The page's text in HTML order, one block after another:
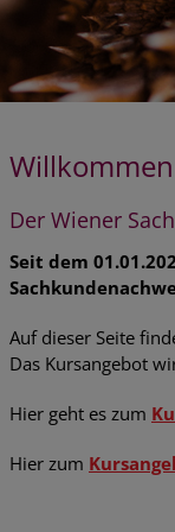
Willkommen
Der Wiener
Seit dem
Auf dieser Seite
Das Kursangebot
Hier geht es zum
Hier zum